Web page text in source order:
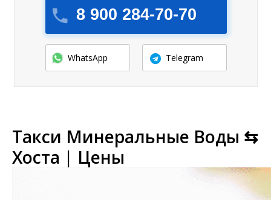
8 900 284-70-70
WhatsApp Telegram
Такси Минеральные Воды ⇆
Хоста | Цены